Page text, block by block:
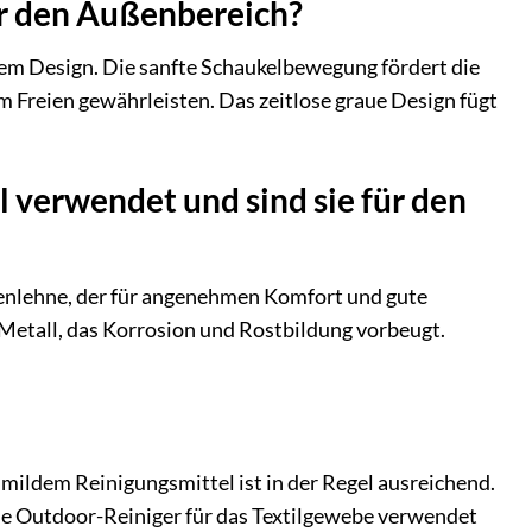
den Außenbereich?
Design. Die sanfte Schaukelbewegung fördert die
gewährleisten. Das zeitlose graue Design fügt
und sind sie für den
der für angenehmen Komfort und gute
das Korrosion und Rostbildung vorbeugt.
Reinigungsmittel ist in der Regel ausreichend.
Outdoor-Reiniger für das Textilgewebe verwendet